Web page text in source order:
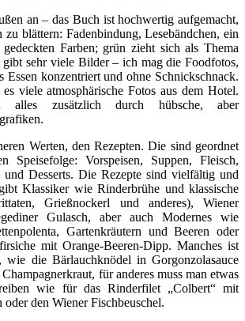
an – das Buch ist hochwertig aufgemacht,
zu blättern: Fadenbindung, Lesebändchen, ein
Farben; grün zieht sich als Thema
sehr viele Bilder – ich mag die Foodfotos,
Essen konzentriert und ohne Schnickschnack.
viele atmosphärische Fotos aus dem Hotel.
alles zusätzlich durch hübsche, aber
Werten, den Rezepten. Die sind geordnet
Speisefolge: Vorspeisen, Suppen, Fleisch,
und Desserts. Die Rezepte sind vielfältig und
Klassiker wie Rinderbrühe und klassische
Grießnockerl und anderes), Wiener
Gulasch, aber auch Modernes wie
Gartenkräutern und Beeren oder
mit Orange-Beeren-Dipp. Manches ist
wie die Bärlauchknödel in Gorgonzolasauce
für anderes muss man etwas
wie für das Rinderfilet „Colbert“ mit
den Wiener Fischbeuschel.